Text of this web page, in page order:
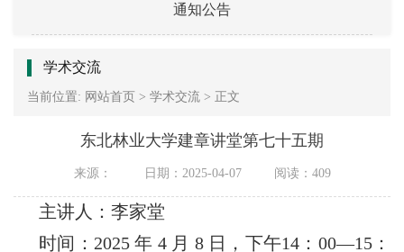
通知公告
学术交流
当前位置: 网站首页 > 学术交流 > 正文
东北林业大学建章讲堂第七十五期
来源： 日期：2025-04-07 阅读： 409
主讲人：李家堂
时间： 2025年 4 月 8 日，下午14 ： 00—15：